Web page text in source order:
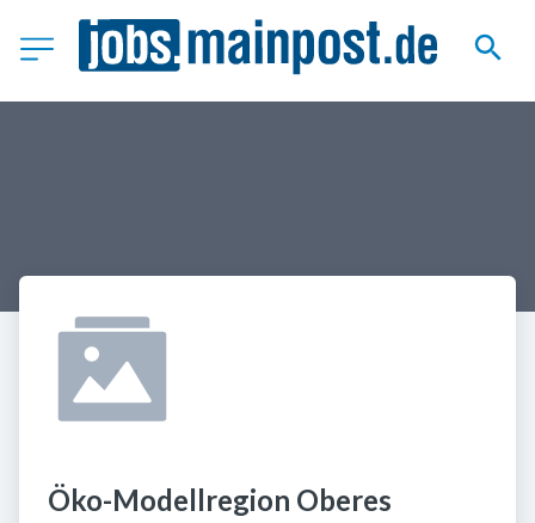
Öko-Modellregion Oberes